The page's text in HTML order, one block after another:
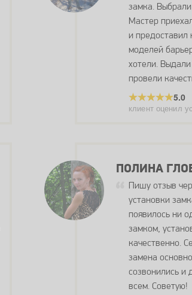
замка.
Мастер
и предоставил
моделей
хотели.
провели
5.0
клиент оценил
ПОЛИНА
Пишу отзыв
установки
появилось ни
замком,
качественно.
замена
созвонились и
всем. Советую!